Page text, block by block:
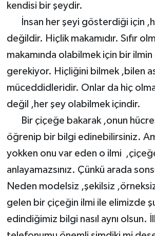
kendisi bir şeydir.
İnsan her şeyi gösterdiği için
değildir. Hiçlik makamıdır. Sıfır
makamında olabilmek için bir ilmin
gerekiyor. Hiçliğini bilmek ,bilen
müceddidleridir. Onlar da hiç
değil ,her şey olabilmek içindir.
Bir çiçeğe bakarak ,onun
öğrenip bir bilgi edinebilirsiniz.
yokken onu var eden o ilmi
anlayamazsınız. Çünkü arada
Neden modelsiz ,şekilsiz
gelen bir çiçeğin ilmi ile elimizde
edindiğimiz bilgi nasıl aynı olsun.